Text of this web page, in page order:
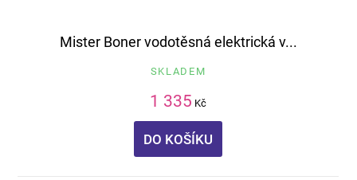
Mister Boner vodotěsná elektrická v...
SKLADEM
1 335 Kč
DO KOŠÍKU